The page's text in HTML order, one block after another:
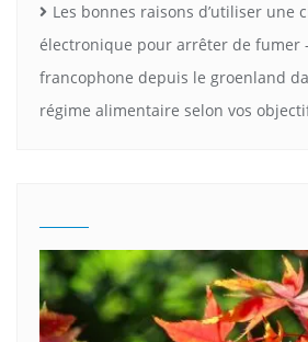
Les bonnes raisons d’utiliser une
électronique pour arrêter de fumer
francophone depuis le groenland
régime alimentaire selon vos